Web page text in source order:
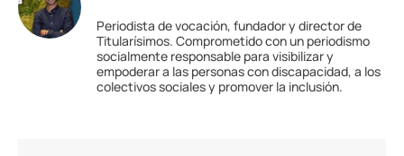
Periodista de vocación, fundador y director de
Titularísimos. Comprometido con un periodismo
socialmente responsable para visibilizar y
empoderar a las personas con discapacidad, a los
colectivos sociales y promover la inclusión.